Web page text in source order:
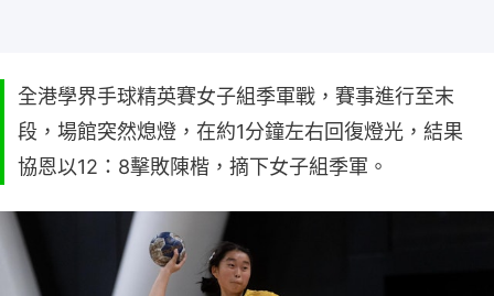
全港學界手球精英賽女子組季軍戰，賽事進行至末
段，場館突然熄燈，在約1分鐘左右回復燈光，結果
協恩以12：8擊敗陳楷，摘下女子組季軍。